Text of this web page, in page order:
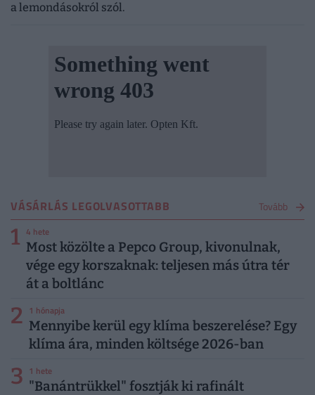
a lemondásokról szól.
VÁSÁRLÁS LEGOLVASOTTABB Tovább
1 4 hete
Most közölte a Pepco Group, kivonulnak,
vége egy korszaknak: teljesen más útra tér
át a boltlánc
2 1 hónapja
Mennyibe kerül egy klíma beszerelése? Egy
klíma ára, minden költsége 2026-ban
3 1 hete
"Banántrükkel" fosztják ki rafinált